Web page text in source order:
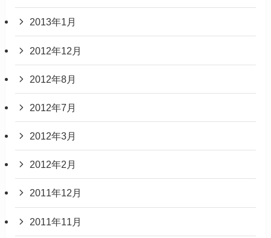
2013年1月
2012年12月
2012年8月
2012年7月
2012年3月
2012年2月
2011年12月
2011年11月